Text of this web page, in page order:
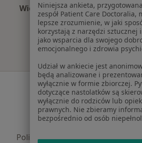
Więcej (15)
Więcej w kategorii:
Serwis
Regulamin
Polityka prywatności
Polityka prywatności
Polityka prywatności dla
Niniejsza ankieta,
zespół Patient Care Doctoralia,
lepsze zrozumienie, w jaki
korzystają z narzędzi sztucznej
jako wsparcia dla swojego
emocjonalnego i zdrowia
Udział w ankiecie jest
będą analizowane i
wyłącznie w formie zbiorczej.
dotyczące nastolatków są
wyłącznie do rodziców lub
prawnych. Nie zbieramy
bezpośrednio od osób